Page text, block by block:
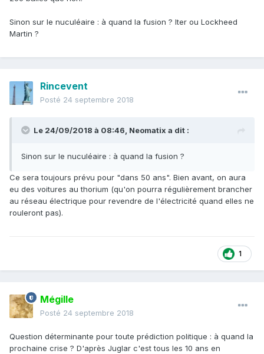
Sinon sur le nuculéaire : à quand la fusion ? Iter ou Lockheed
Martin ?
Rincevent
Posté 24 septembre 2018
Le 24/09/2018 à 08:46, Neomatix a dit :
Sinon sur le nuculéaire : à quand la fusion ?
Ce sera toujours prévu pour "dans 50 ans". Bien avant, on aura
eu des voitures au thorium (qu'on pourra régulièrement brancher
au réseau électrique pour revendre de l'électricité quand elles ne
rouleront pas).
1
Mégille
Posté 24 septembre 2018
Question déterminante pour toute prédiction politique : à quand la
prochaine crise ? D'après Juglar c'est tous les 10 ans en